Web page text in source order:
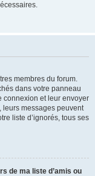
membres du forum.
dans votre panneau
connexion et leur envoyer
leurs messages peuvent
liste d’ignorés, tous ses
de ma liste d’amis ou